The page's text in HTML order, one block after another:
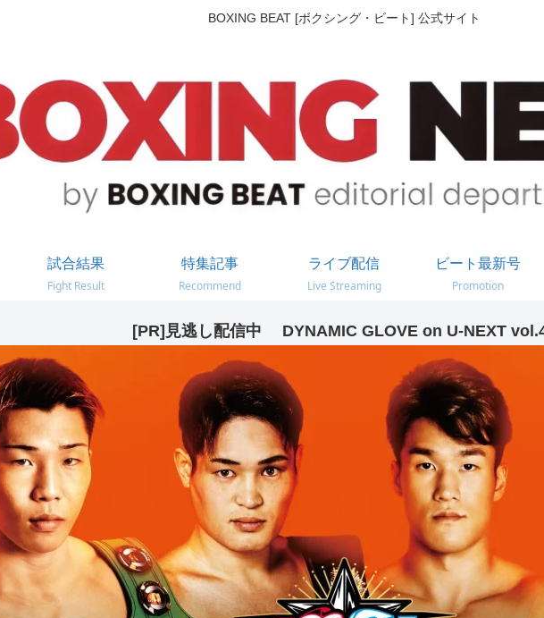
BOXING BEAT [ボクシング・ビート] 公式サイト
試合結果
Fight Result
特集記事
Recommend
ライブ配信
Live Streaming
ビート最新号
Promotion
[PR]見逃し配信中 DYNAMIC GLOVE on U-NEXT